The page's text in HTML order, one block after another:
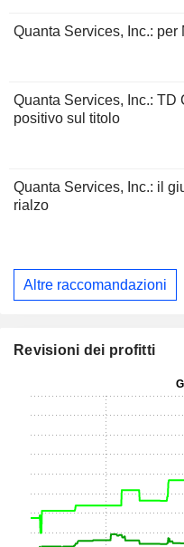
Quanta Services, Inc.: per
Quanta Services, Inc.:
positivo sul titolo
Quanta Services, Inc.: il
rialzo
Altre raccomandazioni
Revisioni dei profitti